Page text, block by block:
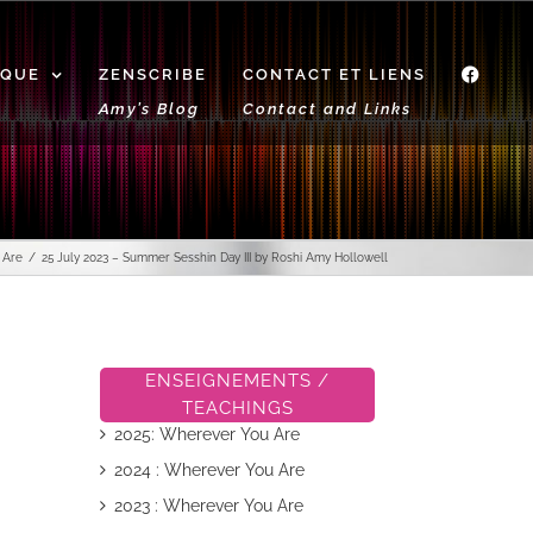
ZENSCRIBE
Amy’s Blog
CONTACT ET LIENS
Contact and Links
Are 25 July 2023 – Summer Sesshin Day III by Roshi Amy Hollowell
ENSEIGNEMENTS /
TEACHINGS
2025: Wherever You Are
2024 : Wherever You Are
2023 : Wherever You Are